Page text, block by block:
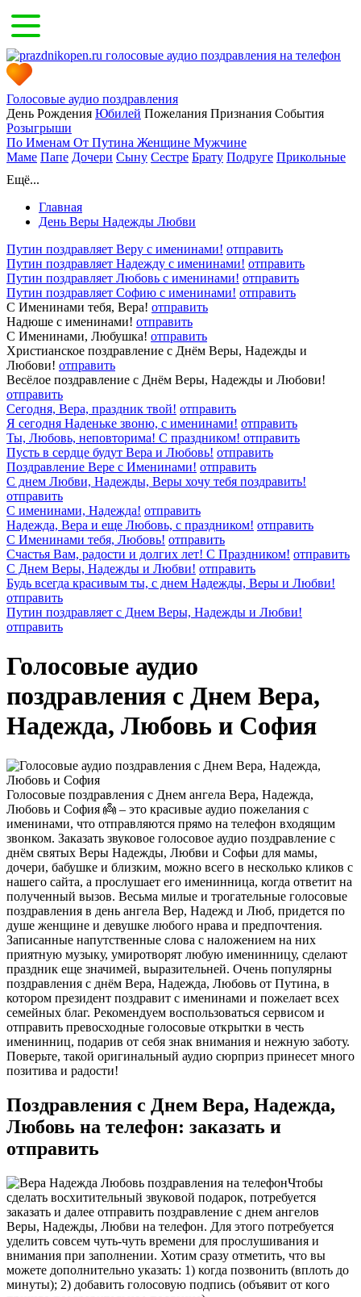
Голосовые аудио поздравления
День Рождения Юбилей Пожелания Признания События
Розыгрыши
По Именам От Путина Женщине Мужчине
Маме Папе Дочери Сыну Сестре Брату Подруге Прикольные
Ещё...
Главная
День Веры Надежды Любви
Путин поздравляет Веру с именинами! отправить
Путин поздравляет Надежду с именинами! отправить
Путин поздравляет Любовь с именинами! отправить
Путин поздравляет Софию с именинами! отправить
С Именинами тебя, Вера! отправить
Надюше с именинами! отправить
С Именинами, Любушка! отправить
Христианское поздравление с Днём Веры, Надежды и
Любови! отправить
Весёлое поздравление с Днём Веры, Надежды и Любови!
отправить
Сегодня, Вера, праздник твой! отправить
Я сегодня Наденьке звоню, с именинами! отправить
Ты, Любовь, неповторима! С праздником! отправить
Пусть в сердце будут Вера и Любовь! отправить
Поздравление Вере с Именинами! отправить
С днем Любви, Надежды, Веры хочу тебя поздравить!
отправить
С именинами, Надежда! отправить
Надежда, Вера и еще Любовь, с праздником! отправить
С Именинами тебя, Любовь! отправить
Счастья Вам, радости и долгих лет! С Праздником! отправить
С Днем Веры, Надежды и Любви! отправить
Будь всегда красивым ты, с днем Надежды, Веры и Любви!
отправить
Путин поздравляет с Днем Веры, Надежды и Любви!
отправить
Голосовые аудио
поздравления с Днем Вера,
Надежда, Любовь и София
Голосовые поздравления с Днем ангела Вера, Надежда,
Любовь и София 👼 – это красивые аудио пожелания с
именинами, что отправляются прямо на телефон входящим
звонком. Заказать звуковое голосовое аудио поздравление с
днём святых Веры Надежды, Любви и Софьи для мамы,
дочери, бабушке и близким, можно всего в несколько кликов с
нашего сайта, а прослушает его именинница, когда ответит на
полученный вызов. Весьма милые и трогательные голосовые
поздравления в день ангела Вер, Надежд и Люб, придется по
душе женщине и девушке любого нрава и предпочтения.
Записанные напутственные слова с наложением на них
приятную музыку, умиротворят любую именинницу, сделают
праздник еще значимей, выразительней. Очень популярны
поздравления с днём Вера, Надежда, Любовь от Путина, в
котором президент поздравит с именинами и пожелает всех
семейных благ. Рекомендуем воспользоваться сервисом и
отправить превосходные голосовые открытки в честь
именинниц, подарив от себя знак внимания и нежную заботу.
Поверьте, такой оригинальный аудио сюрприз принесет много
позитива и радости!
Поздравления с Днем Вера, Надежда,
Любовь на телефон: заказать и
отправить
Чтобы
сделать восхитительный звуковой подарок, потребуется
заказать и далее отправить поздравление с днем ангелов
Веры, Надежды, Любви на телефон. Для этого потребуется
уделить совсем чуть-чуть времени для прослушивания и
внимания при заполнении. Хотим сразу отметить, что вы
можете дополнительно указать: 1) когда позвонить (вплоть до
минуты); 2) добавить голосовую подпись (объявит от кого